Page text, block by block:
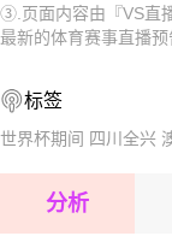
2026-08-
2026-08-
③.页面内容由『VS直
最新的体育赛事直播预
标签
世界杯期间 四川全兴
分析